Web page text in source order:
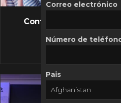
FLASH
Controversia de
10 MARZO,
Correo electrónico
Número de
Pais